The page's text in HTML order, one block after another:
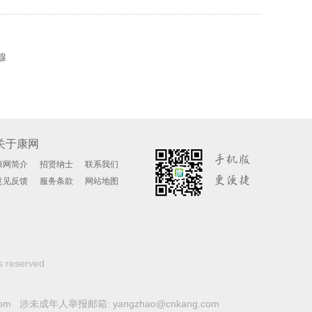
于康网
网简介 招贤纳士
联系我们
见反馈
服务条款 网站地图
reserved
涉未成年人举报邮箱: yangzhao@cnkang.com